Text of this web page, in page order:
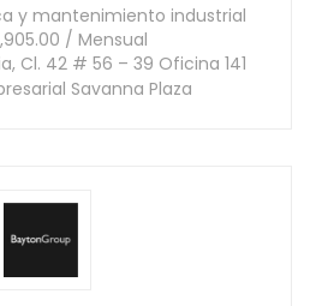
y mantenimiento industrial
/ Mensual
Cl. 42 # 56 – 39 Oficina 141
Savanna Plaza